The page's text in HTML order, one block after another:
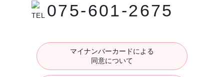
075-601-2675
マイナンバーカードによる
同意について